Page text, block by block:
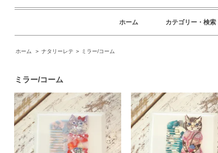
ホーム カテゴリー・検索
ホーム > ナタリーレテ > ミラー/コーム
ミラー/コーム